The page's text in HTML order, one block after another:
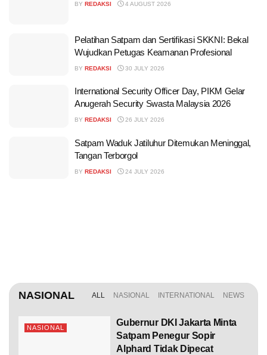
BY REDAKSI 4 AUGUST 2026
Pelatihan Satpam dan Sertifikasi SKKNI: Bekal
Wujudkan Petugas Keamanan Profesional
BY REDAKSI 30 JULY 2026
International Security Officer Day, PIKM Gelar
Anugerah Security Swasta Malaysia 2026
BY REDAKSI 26 JULY 2026
Satpam Waduk Jatiluhur Ditemukan Meninggal,
Tangan Terborgol
BY REDAKSI 24 JULY 2026
NASIONAL ALL NASIONAL INTERNATIONAL NEWS
NASIONAL
Gubernur DKI Jakarta Minta
Satpam Penegur Sopir
Alphard Tidak Dipecat